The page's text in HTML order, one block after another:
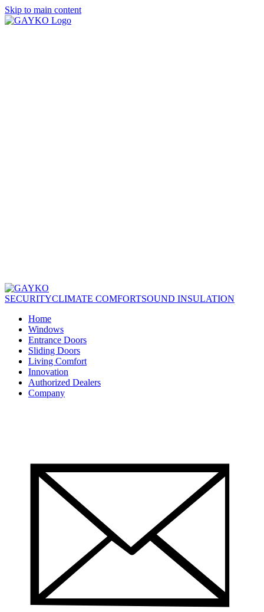
Skip to main content
SECURITYCLIMATE COMFORTSOUND INSULATION
Home
Windows
Entrance Doors
Sliding Doors
Living Comfort
Innovation
Authorized Dealers
Company